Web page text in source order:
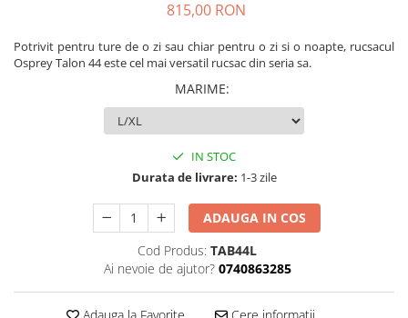
815,00 RON
Potrivit pentru ture de o zi sau chiar pentru o zi si o noapte, rucsacul
Osprey Talon 44este cel mai versatil rucsac din seria sa.
MARIME:
IN STOC
Durata de livrare: 1-3 zile
ADAUGA IN COS
Cod Produs: TAB44L
Ai nevoie de ajutor? 0740863285